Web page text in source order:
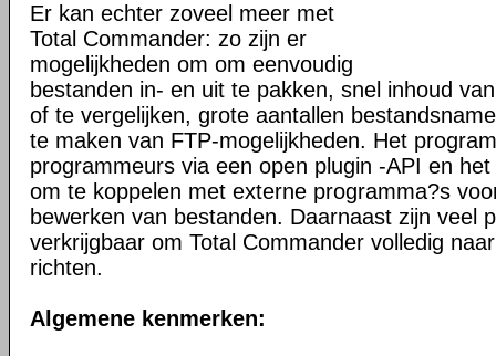
Er kan echter zoveel meer met
Total Commander: zo zijn er
mogelijkheden om om eenvoudig
bestanden in- en uit te pakken, snel inhoud
of te vergelijken, grote aantallen
te maken van FTP-mogelijkheden. Het
programmeurs via een open plugin -API en
om te koppelen met externe programma?s
bewerken van bestanden. Daarnaast zijn veel
verkrijgbaar om Total Commander volledig
richten.
Algemene kenmerken: